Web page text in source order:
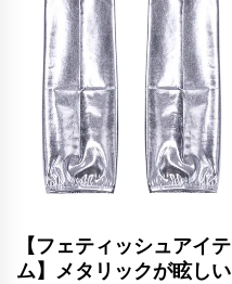
【フェティッシュアイテ
ム】メタリックが眩しい